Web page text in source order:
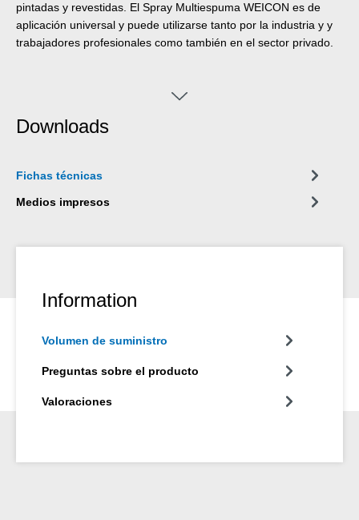
pintadas y revestidas. El Spray Multiespuma WEICON es de
aplicación universal y puede utilizarse tanto por la industria y y
trabajadores profesionales como también en el sector privado.
Downloads
Fichas técnicas
Medios impresos
Information
Volumen de suministro
Preguntas sobre el producto
Valoraciones